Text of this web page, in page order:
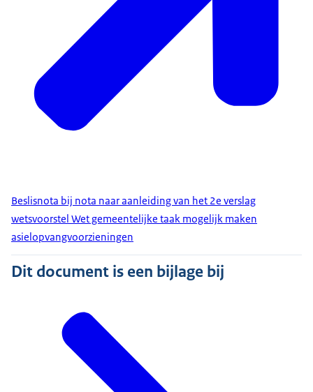
Beslisnota bij nota naar aanleiding van het 2e verslag
wetsvoorstel Wet gemeentelijke taak mogelijk maken
asielopvangvoorzieningen
Dit document is een bijlage bij